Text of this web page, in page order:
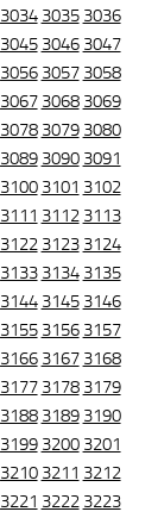
3034 3035 3036
3045 3046 3047
3056 3057 3058
3067 3068 3069
3078 3079 3080
3089 3090 3091
3100 3101 3102
3111 3112 3113
3122 3123 3124
3133 3134 3135
3144 3145 3146
3155 3156 3157
3166 3167 3168
3177 3178 3179
3188 3189 3190
3199 3200 3201
3210 3211 3212
3221 3222 3223